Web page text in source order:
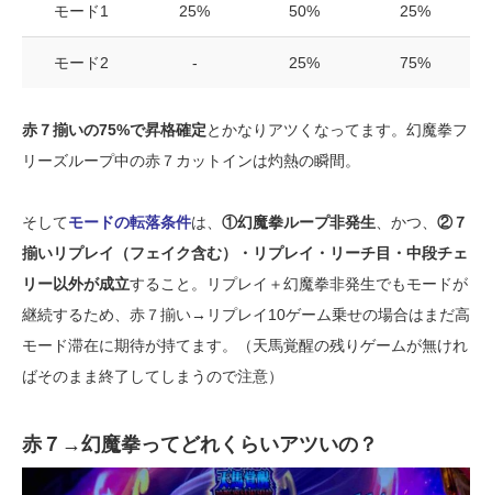
モード1 25% 50% 25%
モード2 - 25% 75%
赤７揃いの75%で昇格確定とかなりアツくなってます。幻魔拳フ
リーズループ中の赤７カットインは灼熱の瞬間。
そしてモードの転落条件は、 ①幻魔拳ループ非発生 、かつ、 ②７
揃いリプレイ（フェイク含む）・リプレイ・リーチ目・中段チェ
リー以外が成立すること。リプレイ＋幻魔拳非発生でもモードが
継続するため、赤７揃い→リプレイ10ゲーム乗せの場合はまだ高
モード滞在に期待が持てます。（天馬覚醒の残りゲームが無けれ
ばそのまま終了してしまうので注意）
赤７→幻魔拳ってどれくらいアツいの？